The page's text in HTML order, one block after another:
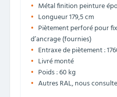
Métal finition peinture
Longueur 179,5 cm
Piètement perforé pour
d’ancrage (fournies)
Entraxe de piètement :
Livré monté
Poids : 60 kg
Autres RAL, nous